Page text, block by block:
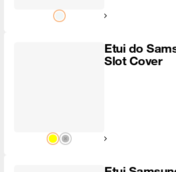
Pokaż następny
Pokaż następny
Etui do
Slot Cover